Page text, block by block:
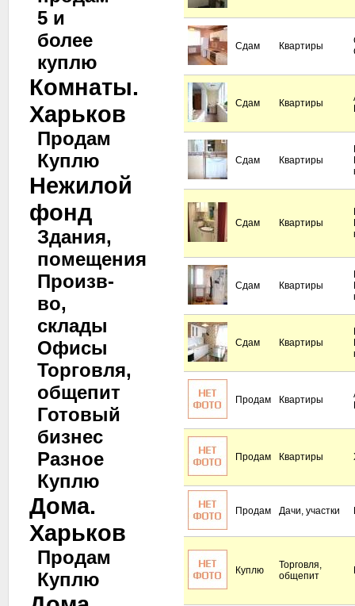
5 и
более
куплю
Комнаты.
Харьков
Продам
Куплю
Нежилой
фонд
Здания,
помещения
Произв-
во,
склады
Офисы
Торговля,
общепит
Готовый
бизнес
Разное
Куплю
Дома.
Харьков
Продам
Куплю
Сдам Квартиры
Сдам Квартиры
Сдам Квартиры
Сдам Квартиры
Сдам Квартиры
Сдам Квартиры
Продам Квартиры
Продам Квартиры
Продам Дачи, участки
Куплю
Торговля,
общепит